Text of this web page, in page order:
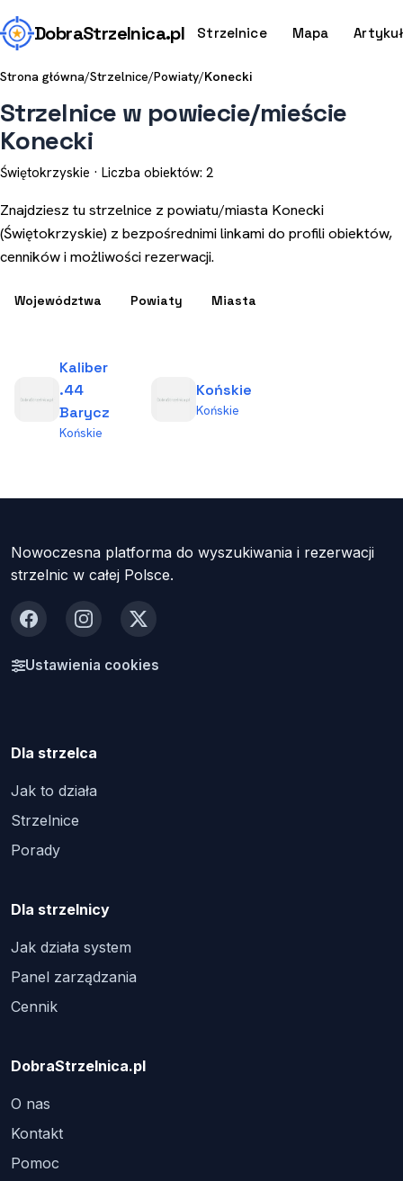
DobraStrzelnica.pl Strzelnice Mapa
Strona główna/Strzelnice/Powiaty/Konecki
Strzelnice w powiecie/mieście
Konecki
Świętokrzyskie · Liczba obiektów: 2
Znajdziesz tu strzelnice z powiatu/miasta Konecki
(Świętokrzyskie) z bezpośrednimi linkami do profili obiektów,
cenników i możliwości rezerwacji.
Województwa Powiaty Miasta
Kaliber
.44
Barycz
Końskie
Końskie
Końskie
Nowoczesna platforma do wyszukiwania i rezerwacji
strzelnic w całej Polsce.
FacebookInstagram
X
Ustawienia cookies
Dla strzelca
Jak to działa
Strzelnice
Porady
Dla strzelnicy
Jak działa system
Panel zarządzania
Cennik
DobraStrzelnica.pl
O nas
Kontakt
Pomoc